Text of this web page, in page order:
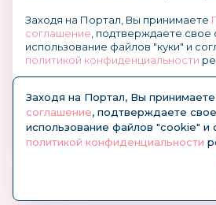
Заходя на Портал, Вы принимаете
соглашение , подтверждаете свое
использование файлов "куки" и
политикой конфиденциальности
© KidsOboz.RU
Заходя на Портал, Вы принимаете
соглашение, подтверждаете
использование файлов "cookie" и
политикой конфиденциальности